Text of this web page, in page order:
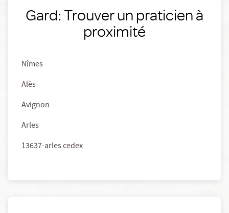
Gard: Trouver un praticien à
proximité
Nîmes
Alès
Avignon
Arles
13637-arles cedex